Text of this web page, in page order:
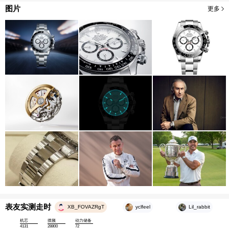
图片 更多
表友实测走时 XB_FOVAZRgT yclfeel Lil_rabbit
机芯
4131
摆频
28800
动力储备
72